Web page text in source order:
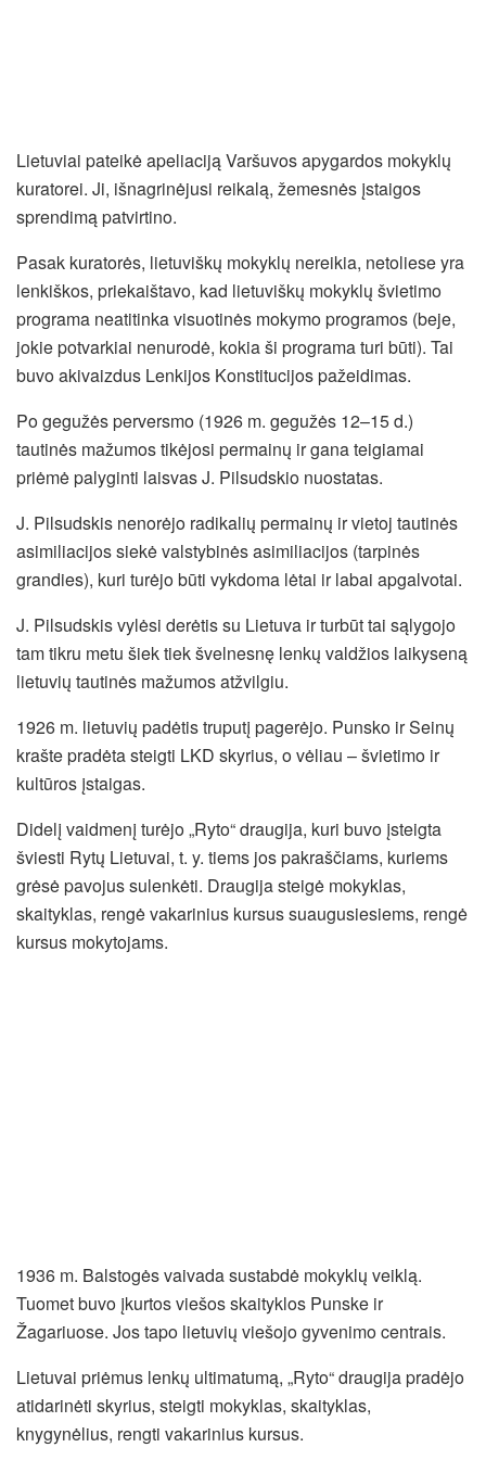
Lietuviai pateikė apeliaciją Varšuvos apygardos mokyklų
kuratorei. Ji, išnagrinėjusi reikalą, žemesnės įstaigos
sprendimą patvirtino.
Pasak kuratorės, lietuviškų mokyklų nereikia, netoliese yra
lenkiškos, priekaištavo, kad lietuviškų mokyklų švietimo
programa neatitinka visuotinės mokymo programos (beje,
jokie potvarkiai nenurodė, kokia ši programa turi būti). Tai
buvo akivaizdus Lenkijos Konstitucijos pažeidimas.
Po gegužės perversmo (1926 m. gegužės 12–15 d.)
tautinės mažumos tikėjosi permainų ir gana teigiamai
priėmė palyginti laisvas J. Pilsudskio nuostatas.
J. Pilsudskis nenorėjo radikalių permainų ir vietoj tautinės
asimiliacijos siekė valstybinės asimiliacijos (tarpinės
grandies), kuri turėjo būti vykdoma lėtai ir labai apgalvotai.
J. Pilsudskis vylėsi derėtis su Lietuva ir turbūt tai sąlygojo
tam tikru metu šiek tiek švelnesnę lenkų valdžios laikyseną
lietuvių tautinės mažumos atžvilgiu.
1926 m. lietuvių padėtis truputį pagerėjo. Punsko ir Seinų
krašte pradėta steigti LKD skyrius, o vėliau – švietimo ir
kultūros įstaigas.
Didelį vaidmenį turėjo „Ryto“ draugija, kuri buvo įsteigta
šviesti Rytų Lietuvai, t. y. tiems jos pakraščiams, kuriems
grėsė pavojus sulenkėti. Draugija steigė mokyklas,
skaityklas, rengė vakarinius kursus suaugusiesiems, rengė
kursus mokytojams.
1936 m. Balstogės vaivada sustabdė mokyklų veiklą.
Tuomet buvo įkurtos viešos skaityklos Punske ir
Žagariuose. Jos tapo lietuvių viešojo gyvenimo centrais.
Lietuvai priėmus lenkų ultimatumą, „Ryto“ draugija pradėjo
atidarinėti skyrius, steigti mokyklas, skaityklas,
knygynėlius, rengti vakarinius kursus.